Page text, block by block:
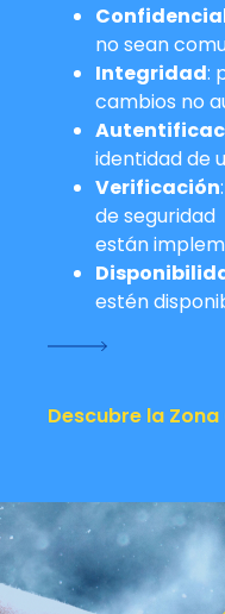
no sean
Integridad:
cambios no
identidad de
Verificación
de seguridad
están
estén
Descubre la Zona